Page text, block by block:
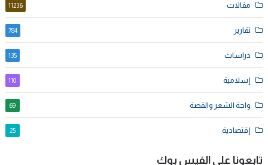
مقالات 11236
تقارير 784
دراسات 135
إسلامية 110
واحة الشعر والقصة 69
إقتصادية 25
تابعونا على الفيس بوك